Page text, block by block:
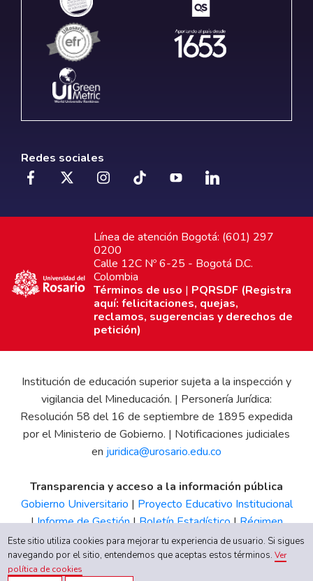
Redes sociales
Línea de atención Bogotá: (601) 297
0200
Calle 12C Nº 6-25 - Bogotá D.C.
Colombia
Términos de uso | PQRSDF (Registra
aquí: felicitaciones, quejas,
reclamos, sugerencias y derechos de
petición)
Institución de educación superior sujeta a la inspección y
vigilancia del Mineducación. | Personería Jurídica:
Resolución 58 del 16 de septiembre de 1895 expedida
por el Ministerio de Gobierno. | Notificaciones judiciales
en juridica@urosario.edu.co
Transparencia y acceso a la información pública
Gobierno Universitario | Proyecto Educativo Institucional
|Informe de Gestión|Boletín Estadístico|Régimen
Tributario|Estados Financieros |Código de Ética| Canal
de Integridad UR
Este sitio utiliza cookies para mejorar tu experiencia de usuario. Si sigues
navegando por el sitio, entendemos que aceptas estos términos.Ver
política de cookies